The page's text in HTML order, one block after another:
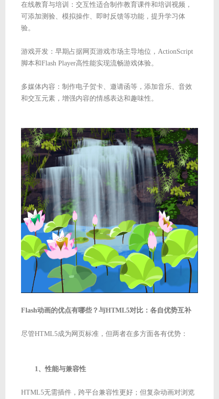
在线教育与培训：交互性适合制作教育课件和培训视频，
可添加测验、模拟操作、即时反馈等功能，提升学习体
验。
游戏开发：早期占据网页游戏市场主导地位，ActionScript
脚本和Flash Player高性能实现流畅游戏体验。
多媒体内容：制作电子贺卡、邀请函等，添加音乐、音效
和交互元素，增强内容的情感表达和趣味性。
Flash动画的优点有哪些？与HTML5对比：各自优势互补
尽管HTML5成为网页标准，但两者在多方面各有优势：
1、性能与兼容性
HTML5无需插件，跨平台兼容性更好；但复杂动画对浏览